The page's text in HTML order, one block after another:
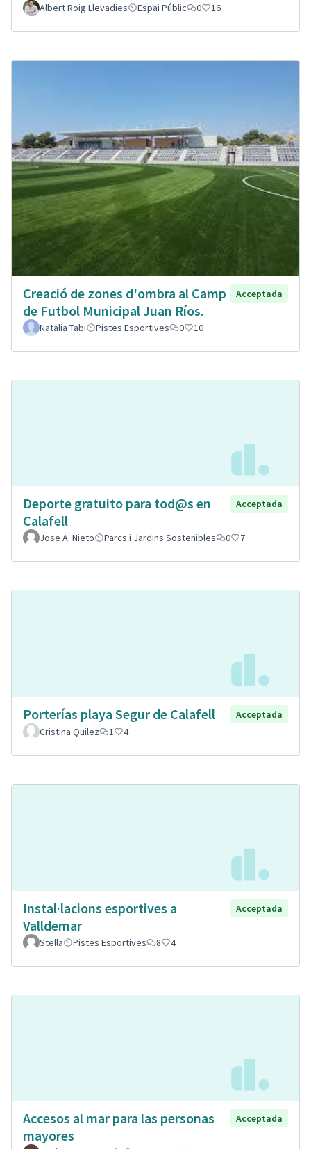
Albert Roig Llevadies Espai Públic 0 16
Creació de zones d'ombra al Camp
de Futbol Municipal Juan Ríos.
Acceptada
Natalia Tabi Pistes Esportives 0 10
Deporte gratuito para tod@s en
Calafell
Acceptada
Jose A. Nieto Parcs i Jardins Sostenibles 0 7
Porterías playa Segur de Calafell
Acceptada
Cristina Quilez
1 4
Instal·lacions esportives a
Valldemar
Acceptada
Stella Pistes Esportives 8 4
Accesos al mar para las personas
mayores
Acceptada